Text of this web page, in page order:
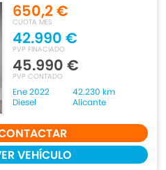
650,2 €
CUOTA MES
42.990 €
PVP FINACIADO
45.990 €
PVP CONTADO
Ene 2022
42.230 km
Diesel
Alicante
VEHÍCULO